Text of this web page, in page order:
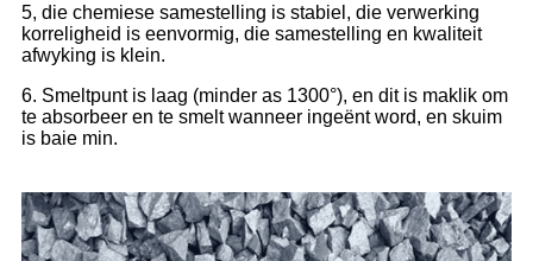
5, die chemiese samestelling is stabiel, die verwerking
korreligheid is eenvormig, die samestelling en kwaliteit
afwyking is klein.
6. Smeltpunt is laag (minder as 1300°), en dit is maklik om
te absorbeer en te smelt wanneer ingeënt word, en skuim
is baie min.